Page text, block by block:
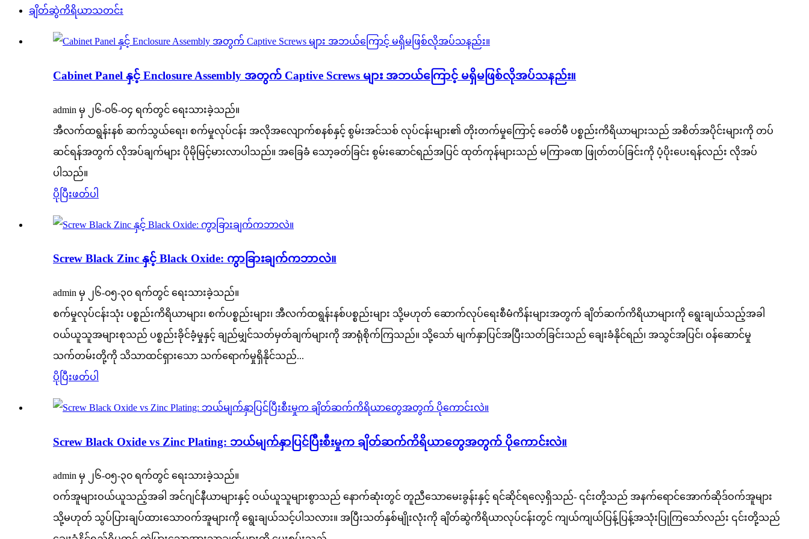
ချိတ်ဆွဲကိရိယာသတင်း
Cabinet Panel နှင့် Enclosure Assembly အတွက် Captive Screws များ အဘယ်ကြောင့် မရှိမဖြစ်လိုအပ်သနည်း။
admin မှ ၂၆-၀၆-၀၄ ရက်တွင် ရေးသားခဲ့သည်။
အီလက်ထရွန်းနစ် ဆက်သွယ်ရေး၊ စက်မှုလုပ်ငန်း အလိုအလျောက်စနစ်နှင့် စွမ်းအင်သစ် လုပ်ငန်းများ၏ တိုးတက်မှုကြောင့် ခေတ်မီ ပစ္စည်းကိရိယာများသည် အစိတ်အပိုင်းများကို တပ်
ဆင်ရန်အတွက် လိုအပ်ချက်များ ပိုမိုမြင့်မားလာပါသည်။ အခြေခံ သော့ခတ်ခြင်း စွမ်းဆောင်ရည်အပြင် ထုတ်ကုန်များသည် မကြာခဏ ဖြုတ်တပ်ခြင်းကို ပံ့ပိုးပေးရန်လည်း လိုအပ်
ပါသည်။
ပိုပြီးဖတ်ပါ
Screw Black Zinc နှင့် Black Oxide: ကွာခြားချက်ကဘာလဲ။
admin မှ ၂၆-၀၅-၃၀ ရက်တွင် ရေးသားခဲ့သည်။
စက်မှုလုပ်ငန်းသုံး ပစ္စည်းကိရိယာများ၊ စက်ပစ္စည်းများ၊ အီလက်ထရွန်းနစ်ပစ္စည်းများ သို့မဟုတ် ဆောက်လုပ်ရေးစီမံကိန်းများအတွက် ချိတ်ဆက်ကိရိယာများကို ရွေးချယ်သည့်အခါ
ဝယ်ယူသူအများစုသည် ပစ္စည်းခိုင်ခံ့မှုနှင့် ချည်မျှင်သတ်မှတ်ချက်များကို အာရုံစိုက်ကြသည်။ သို့သော် မျက်နှာပြင်အပြီးသတ်ခြင်းသည် ချေးခံနိုင်ရည်၊ အသွင်အပြင်၊ ဝန်ဆောင်မှု
သက်တမ်းတို့ကို သိသာထင်ရှားသော သက်ရောက်မှုရှိနိုင်သည်...
ပိုပြီးဖတ်ပါ
Screw Black Oxide vs Zinc Plating: ဘယ်မျက်နှာပြင်ပြီးစီးမှုက ချိတ်ဆက်ကိရိယာတွေအတွက် ပိုကောင်းလဲ။
admin မှ ၂၆-၀၅-၃၀ ရက်တွင် ရေးသားခဲ့သည်။
ဝက်အူများဝယ်ယူသည့်အခါ အင်ဂျင်နီယာများနှင့် ဝယ်ယူသူများစွာသည် နောက်ဆုံးတွင် တူညီသောမေးခွန်းနှင့် ရင်ဆိုင်ရလေ့ရှိသည်- ၎င်းတို့သည် အနက်ရောင်အောက်ဆိုဒ်ဝက်အူများ
သို့မဟုတ် သွပ်ပြားချပ်ထားသောဝက်အူများကို ရွေးချယ်သင့်ပါသလား။ အပြီးသတ်နှစ်မျိုးလုံးကို ချိတ်ဆွဲကိရိယာလုပ်ငန်းတွင် ကျယ်ကျယ်ပြန့်ပြန့်အသုံးပြုကြသော်လည်း ၎င်းတို့သည်